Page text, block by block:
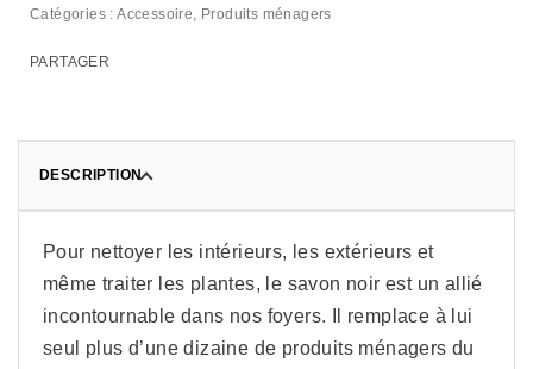
Catégories :Accessoire, Produits ménagers
PARTAGER
DESCRIPTION
Pour nettoyer les intérieurs, les extérieurs et
même traiter les plantes, le savon noir est un allié
incontournable dans nos foyers. Il remplace à lui
seul plus d’une dizaine de produits ménagers du